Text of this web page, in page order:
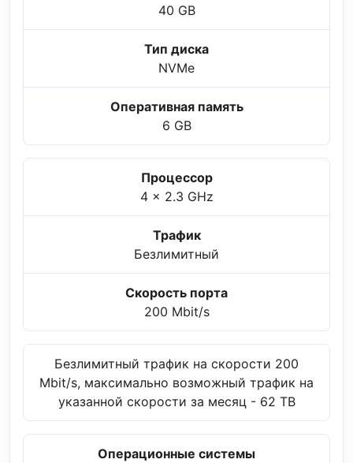
40 GB
Тип диска
NVMe
Оперативная память
6 GB
Процессор
4 x 2.3 GHz
Трафик
Безлимитный
Скорость порта
200 Mbit/s
Безлимитный трафик на скорости 200
Mbit/s, максимально возможный трафик на
указанной скорости за месяц - 62 TB
Операционные системы